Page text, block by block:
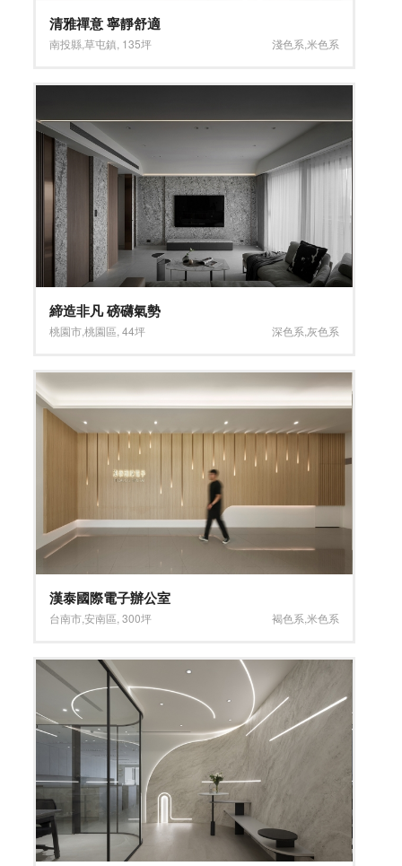
清雅禪意 寧靜舒適
南投縣,草屯鎮 135坪 淺色系 米色系
締造非凡 磅礴氣勢
桃園市,桃園區 ,44坪 深色系 灰色系
漢泰國際電子辦公室
台南市,安南區 ,300坪 褐色系 米色系